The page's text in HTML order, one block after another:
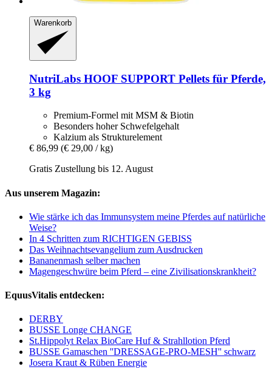
Warenkorb
NutriLabs HOOF SUPPORT Pellets für Pferde,
3 kg
Premium-Formel mit MSM & Biotin
Besonders hoher Schwefelgehalt
Kalzium als Strukturelement
€ 86,99 (€ 29,00 / kg)
Gratis Zustellung bis 12. August
Aus unserem Magazin:
Wie stärke ich das Immunsystem meine Pferdes auf natürliche
Weise?
In 4 Schritten zum RICHTIGEN GEBISS
Das Weihnachtsevangelium zum Ausdrucken
Bananenmash selber machen
Magengeschwüre beim Pferd – eine Zivilisationskrankheit?
EquusVitalis entdecken:
DERBY
BUSSE Longe CHANGE
St.Hippolyt Relax BioCare Huf & Strahllotion Pferd
BUSSE Gamaschen ''DRESSAGE-PRO-MESH'' schwarz
Josera Kraut & Rüben Energie